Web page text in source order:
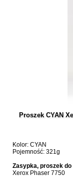
Proszek CYAN
Kolor: CYAN
Pojemność: 321g
Zasypka, proszek
Xerox Phaser 7750